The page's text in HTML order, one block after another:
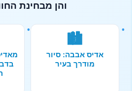
והן מבחינת
🏙️
אדיס אבבה: סיור
מודרך בעיר